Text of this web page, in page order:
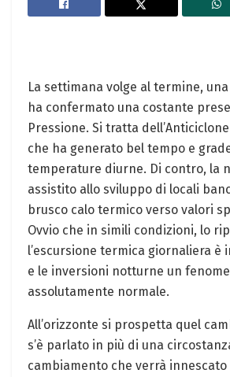
La settimana volge al termine,
ha confermato una costante
Pressione. Si tratta
che ha generato bel tempo e
temperature diurne. Di contro, la
assistito allo sviluppo di locali
brusco calo termico verso valori
Ovvio che in simili condizioni, lo
l’escursione termica giornaliera è
e le inversioni notturne un
assolutamente normale.
All’orizzonte si prospetta quel
s’è parlato in più di una
cambiamento che verrà innescato